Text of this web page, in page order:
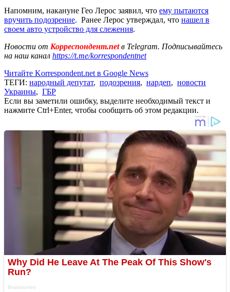
Напомним, накануне Гео Лерос заявил, что ему пытаются
вручить подозрение. Ранее Лерос утверждал, что нашел в
своем авто устройство для слежения.
Новости от Корреспондент.netв Telegram. Подписывайтесь
на наш канал https://t.me/korrespondentnet
Читайте Korrespondent.net в Google News
ТЕГИ: народный депутат, подозрения, нардеп, новости
Украины, ГБР
Если вы заметили ошибку, выделите необходимый текст и
нажмите Ctrl+Enter, чтобы сообщить об этом редакции.